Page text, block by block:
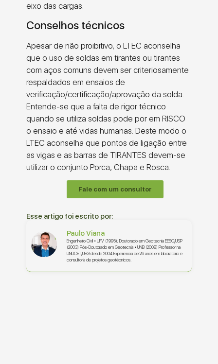
eixo das cargas.
Conselhos técnicos
Apesar de não proibitivo, o LTEC aconselha
que o uso de soldas em tirantes ou tirantes
com aços comuns devem ser criteriosamente
respaldados em ensaios de
verificação/certificação/aprovação da solda.
Entende-se que a falta de rigor técnico
quando se utiliza soldas pode por em RISCO
o ensaio e até vidas humanas. Deste modo o
LTEC aconselha que pontos de ligação entre
as vigas e as barras de TIRANTES devem-se
utilizar o conjunto Porca, Chapa e Rosca.
Fale com um consultor
Esse artigo foi escrito por:
Paulo Viana
Engenheiro Civil • UFV (1995); Doutorado em Geotecnia EESC/USP
(2003) Pós-Doutorado em Geotecnia • UNB (2008) Professor na
UNUCET/UEG desde 2004 Experiência de 26 anos em laboratório e
consultoria de projetos geotécnicos.